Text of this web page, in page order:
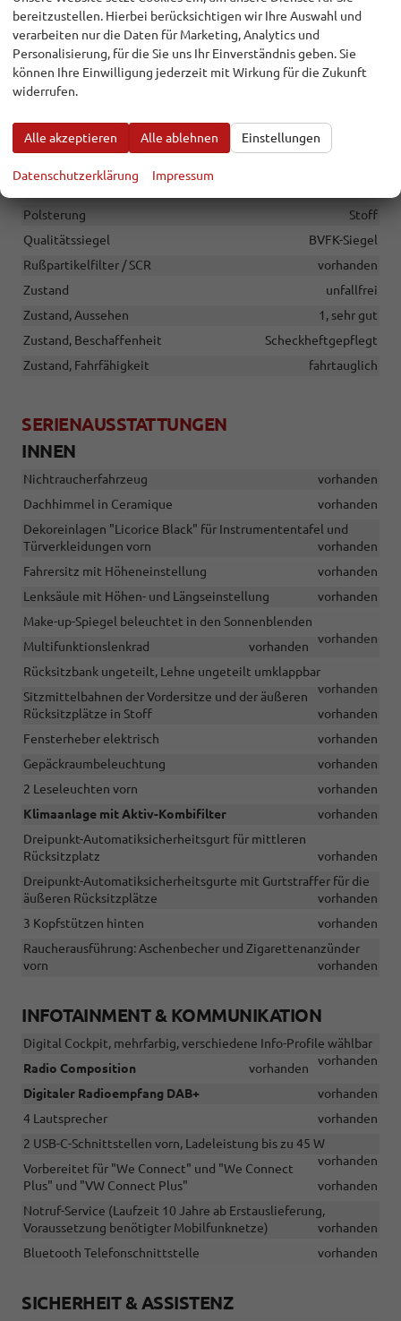
Anzahl Türen
5-türig
Anzahl Vorbesitzer
Baujahr
2026
Erstzulassung
HU/AU neu
vorhanden
Polsterung
Stoff
Qualitätssiegel
BVFK-Siegel
Rußpartikelfilter / SCR
vorhanden
Zustand
unfallfrei
Zustand, Aussehen
1, sehr gut
Zustand, Beschaffenheit
Scheckheftgepflegt
Zustand, Fahrfähigkeit
fahrtauglich
SERIENAUSSTATTUNGEN
INNEN
Nichtraucherfahrzeug
vorhanden
Dachhimmel in Ceramique
vorhanden
Dekoreinlagen "Licorice Black" für Instrumententafel und
Türverkleidungen vorn
vorhanden
Fahrersitz mit Höheneinstellung
vorhanden
Lenksäule mit Höhen- und Längseinstellung
vorhanden
Make-up-Spiegel beleuchtet in den Sonnenblenden
vorhanden
Multifunktionslenkrad
vorhanden
Rücksitzbank ungeteilt, Lehne ungeteilt umklappbar
vorhanden
Sitzmittelbahnen der Vordersitze und der äußeren
Rücksitzplätze in Stoff
vorhanden
Fensterheber elektrisch
vorhanden
Gepäckraumbeleuchtung
vorhanden
2 Leseleuchten vorn
vorhanden
Klimaanlage mit Aktiv-Kombifilter
vorhanden
Dreipunkt-Automatiksicherheitsgurt für mittleren
Rücksitzplatz
vorhanden
Dreipunkt-Automatiksicherheitsgurte mit Gurtstraffer für die
äußeren Rücksitzplätze
vorhanden
3 Kopfstützen hinten
vorhanden
Raucherausführung: Aschenbecher und Zigarettenanzünder
vorn
vorhanden
INFOTAINMENT & KOMMUNIKATION
Digital Cockpit, mehrfarbig, verschiedene Info-Profile wählbar
vorhanden
Radio Composition
vorhanden
Digitaler Radioempfang DAB+
vorhanden
4 Lautsprecher
vorhanden
2 USB-C-Schnittstellen vorn, Ladeleistung bis zu 45 W
vorhanden
Vorbereitet für "We Connect" und "We Connect
Plus" und "VW Connect Plus"
vorhanden
Notruf-Service (Laufzeit 10 Jahre ab Erstauslieferung,
Voraussetzung benötigter Mobilfunknetze)
vorhanden
Bluetooth Telefonschnittstelle
vorhanden
SICHERHEIT & ASSISTENZ
bereitzustellen. Hierbei berücksichtigen wir Ihre Auswahl und
verarbeiten nur die Daten für Marketing, Analytics und
Personalisierung, für die Sie uns Ihr Einverständnis geben. Sie
können Ihre Einwilligung jederzeit mit Wirkung für die Zukunft
widerrufen.
Alle akzeptieren Alle ablehnen Einstellungen
Datenschutzerklärung Impressum